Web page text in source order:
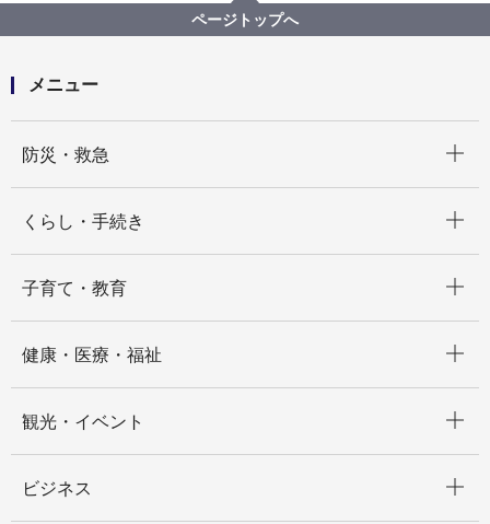
開発事業に伴う緑化及び公園等の協議
開発行為に伴う樹木の保存・表土の保全について
ページトップへ
メニュー
防災・救急
くらし・手続き
子育て・教育
健康・医療・福祉
観光・イベント
ビジネス